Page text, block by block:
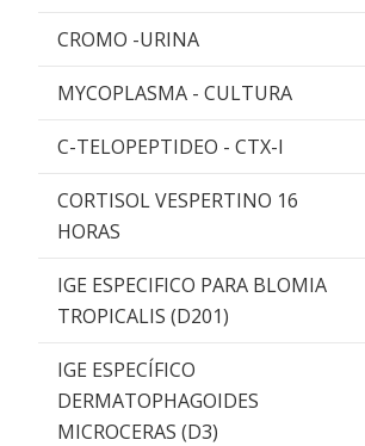
CROMO -URINA
MYCOPLASMA - CULTURA
C-TELOPEPTIDEO - CTX-I
CORTISOL VESPERTINO 16
HORAS
IGE ESPECIFICO PARA BLOMIA
TROPICALIS (D201)
IGE ESPECÍFICO
DERMATOPHAGOIDES
MICROCERAS (D3)